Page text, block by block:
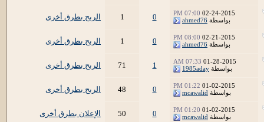
02-24-2015
07:00 PM
بواسطة ahmed76
0
1 الربح بطرق أخرى
02-21-2015
08:00 PM
بواسطة ahmed76
0
1 الربح بطرق أخرى
01-28-2015
07:33 AM
بواسطة 1985aday
1
71 الربح بطرق أخرى
01-02-2015
01:22 PM
بواسطة mcawalid
0
48 الربح بطرق أخرى
01-02-2015
01:20 PM
بواسطة mcawalid
0
50 الإعلان بطرق أخرى